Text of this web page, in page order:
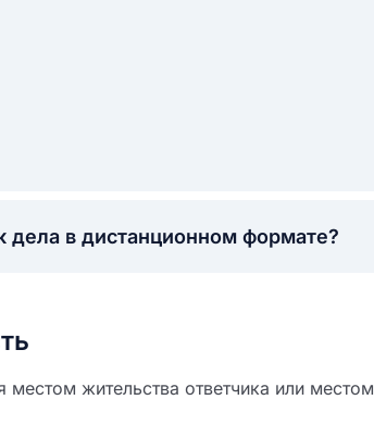
дела в дистанционном формате?
местом жительства ответчика или местом